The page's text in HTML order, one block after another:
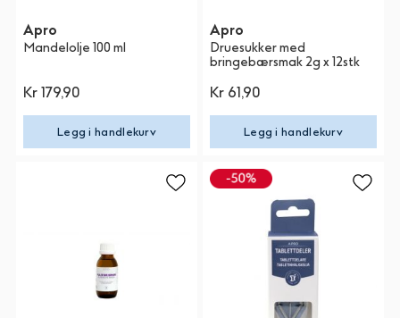
Apro
Mandelolje 100 ml
Kr 179,90
Legg i handlekurv
Apro
Druesukker med
bringebærsmak 2g x 12stk
Kr 61,90
Legg i handlekurv